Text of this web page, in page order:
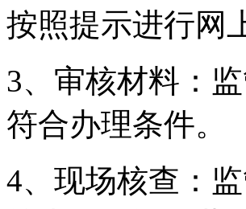
按照提示进行网
3、审核材料：
符合办理条件。
4、现场核查：